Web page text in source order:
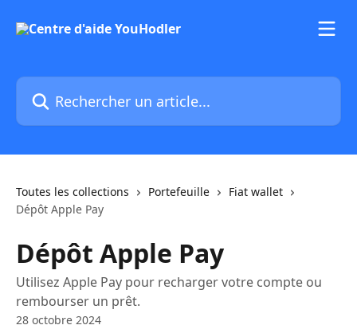
Rechercher un article...
Toutes les collections Portefeuille
Fiat wallet
Dépôt Apple Pay
Dépôt Apple Pay
Utilisez Apple Pay pour recharger votre compte ou
rembourser un prêt.
28 octobre 2024